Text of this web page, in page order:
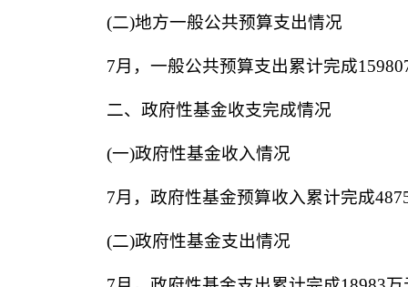
(二)地方一般公共预算支出情况
7月，一般公共预算支出累计完成
二、政府性基金收支完成情况
(一)政府性基金收入情况
7月，政府性基金预算收入累计完成
(二)政府性基金支出情况